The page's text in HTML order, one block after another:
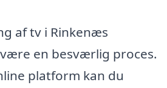
af tv i Rinkenæs
en besværlig proces.
platform kan du